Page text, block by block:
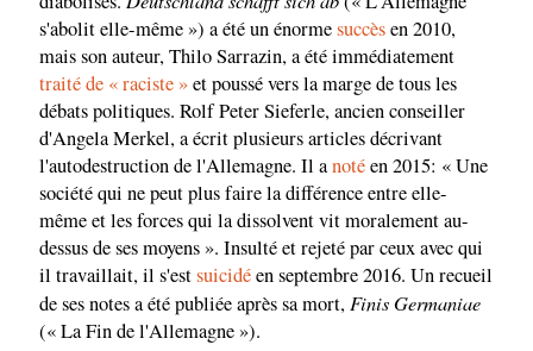
s'abolit elle-même ») a été un énormesuccèsen 2010,
mais son auteur, Thilo Sarrazin, a été immédiatement
traité de « raciste »et poussé vers la marge de tous les
débats politiques. Rolf Peter Sieferle, ancien conseiller
d'Angela Merkel, a écrit plusieurs articles décrivant
l'autodestruction de l'Allemagne. Il anotéen 2015: « Une
société qui ne peut plus faire la différence entre elle-
même et les forces qui la dissolvent vit moralement au-
dessus de ses moyens ». Insulté et rejeté par ceux avec qui
il travaillait, il s'estsuicidéen septembre 2016. Un recueil
de ses notes a été publiée après sa mort, Finis Germaniae
(« La Fin de l'Allemagne »).